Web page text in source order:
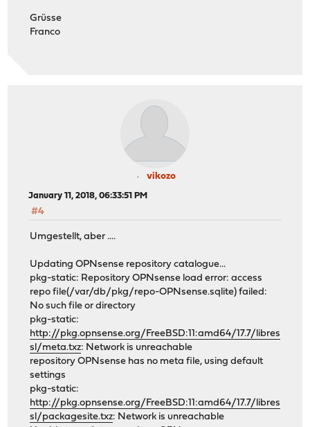
Grüsse
Franco
vikozo
January 11, 2018, 06:33:51 PM
#4
Umgestellt, aber ....
Updating OPNsense repository catalogue...
pkg-static: Repository OPNsense load error: access
repo file(/var/db/pkg/repo-OPNsense.sqlite) failed:
No such file or directory
pkg-static:
http://pkg.opnsense.org/FreeBSD:11:amd64/17.7/libres
sl/meta.txz: Network is unreachable
repository OPNsense has no meta file, using default
settings
pkg-static:
http://pkg.opnsense.org/FreeBSD:11:amd64/17.7/libres
sl/packagesite.txz: Network is unreachable